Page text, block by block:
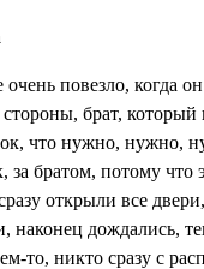
повезло, когда
брат, который
что нужно, нужно,
за братом, потому что
открыли все
наконец дождались,
то, никто сразу с